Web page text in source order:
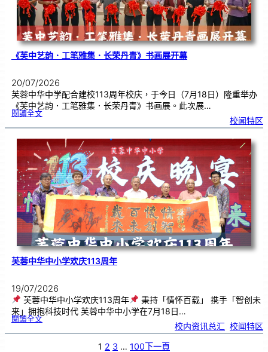
《芙中艺韵．工笔雅集．长荣丹青》书画展开幕
20/07/2026
芙蓉中华中学配合建校113周年校庆，于今日（7月18日）隆重举办
《芙中艺韵．工笔雅集．长荣丹青》书画展。此次展…
閱讀全文:《
艺
．
工
笔
雅
．
长
荣
丹
青
》
书
画
展
开
幕
校闻特区
芙蓉中华中小学欢庆113周年
19/07/2026
芙蓉中华中小学欢庆113周年
秉持「情怀百载」 携手「智创未
来」拥抱科技时代 芙蓉中华中小学在7月18日…
閱讀全文:芙
中
华
校内资讯总汇 校闻特区
1 2 3 … 100下一頁